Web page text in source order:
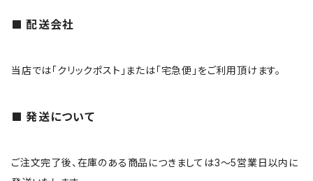
配送会社
当店では「クリックポスト」または「宅急便」をご利用頂けます。
発送について
ご注文完了後、在庫のある商品につきましては3～5営業日以内に